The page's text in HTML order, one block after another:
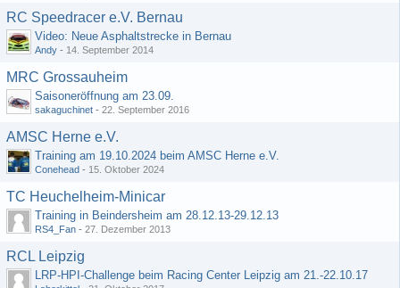
RC Speedracer e.V. Bernau
Video: Neue Asphaltstrecke in Bernau
Andy - 14. September 2014
MRC Grossauheim
Saisoneröffnung am 23.09.
sakaguchinet - 22. September 2016
AMSC Herne e.V.
Training am 19.10.2024 beim AMSC Herne e.V.
Conehead - 15. Oktober 2024
TC Heuchelheim-Minicar
Training in Beindersheim am 28.12.13-29.12.13
RS4_Fan - 27. Dezember 2013
RCL Leipzig
LRP-HPI-Challenge beim Racing Center Leipzig am 21.-22.10.17